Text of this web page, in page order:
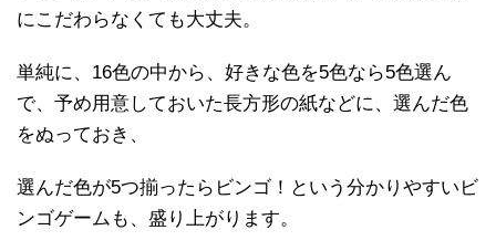
にこだわらなくても大丈夫。
単純に、16色の中から、好きな色を5色なら5色選ん
で、予め用意しておいた長方形の紙などに、選んだ色
をぬっておき、
選んだ色が5つ揃ったらビンゴ！という分かりやすいビ
ンゴゲームも、盛り上がります。